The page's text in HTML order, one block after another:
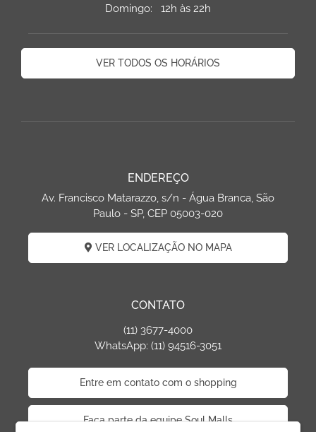
Domingo: 12h às 22h
VER TODOS OS HORÁRIOS
ENDEREÇO
Av. Francisco Matarazzo, s/n - Água Branca, São
Paulo - SP, CEP 05003-020
VER LOCALIZAÇÃO NO MAPA
CONTATO
(11) 3677-4000
WhatsApp: (11) 94516-3051
Entre em contato com o shopping
Faça parte da equipe Soul Malls